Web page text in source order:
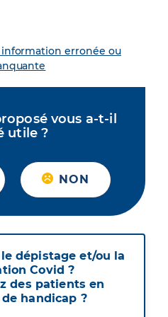
erronée ou
vous a-t-il
utile ?
NON
dépistage et/ou la
Covid ?
des patients en
handicap ?